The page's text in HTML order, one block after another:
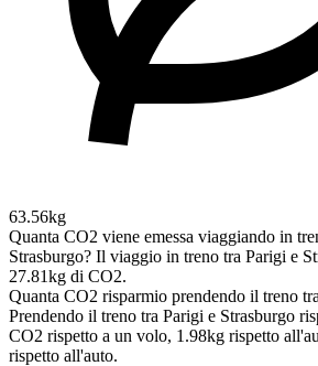
63.56kg
Quanta CO2 viene emessa viaggiando in
Strasburgo? Il viaggio in treno tra Parigi e
27.81kg di CO2.
Quanta CO2 risparmio prendendo il treno
Prendendo il treno tra Parigi e Strasburgo
CO2 rispetto a un volo, 1.98kg rispetto
rispetto all'auto.